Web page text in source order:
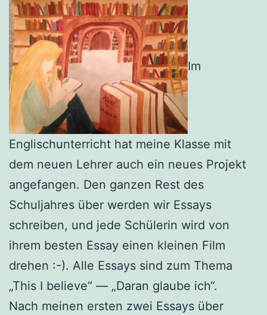
Im
Englischunterricht hat meine Klasse mit
dem neuen Lehrer auch ein neues Projekt
angefangen. Den ganzen Rest des
Schuljahres über werden wir Essays
schreiben, und jede Schülerin wird von
ihrem besten Essay einen kleinen Film
drehen :-). Alle Essays sind zum Thema
„This I believe“ — „Daran glaube ich“.
Nach meinen ersten zwei Essays über